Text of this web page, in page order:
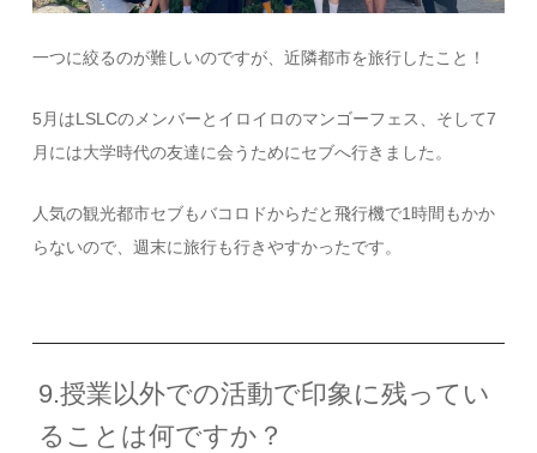
一つに絞るのが難しいのですが、近隣都市を旅行したこと！
5月はLSLCのメンバーとイロイロのマンゴーフェス、そして7
月には大学時代の友達に会うためにセブへ行きました。
人気の観光都市セブもバコロドからだと飛行機で1 時間もかか
らないので、週末に旅行も行きやすかったです。
9.授業以外での活動で印象に残ってい
ることは何ですか？